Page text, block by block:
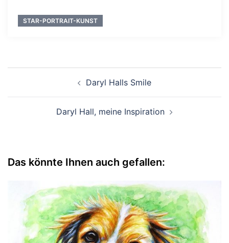
STAR-PORTRAIT-KUNST
Daryl Halls Smile
Daryl Hall, meine Inspiration
Das könnte Ihnen auch gefallen: